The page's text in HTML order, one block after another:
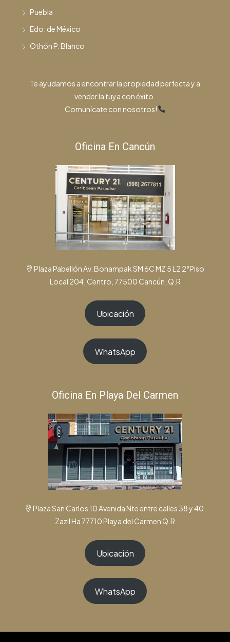
Puebla
Edo. de México
Othón P. Blanco
Te ayudamos a encontrar la propiedad perfecta y a
vender la tuya con éxito.
Comunícate con nosotros!
Oficina En Cancún
Plaza Pabellón Av. Bonampak SM 6C MZ 5 L2 2°Piso
Local 204, Centro, 77500 Cancún, Q.R
Ubicación
WhatsApp
Oficina En Playa Del Carmen
Plaza San Carlos 10 Avenida Nte entre calles 38 y 40,
Zazil Ha 77710 Playa del Carmen Q.R
Ubicación
WhatsApp